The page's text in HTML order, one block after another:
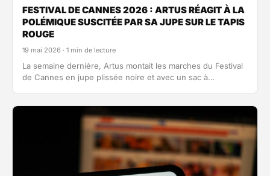
FESTIVAL DE CANNES 2026 : ARTUS RÉAGIT À LA
POLÉMIQUE SUSCITÉE PAR SA JUPE SUR LE TAPIS
ROUGE
19 mai 2026 · 1 min de lecture
La semaine dernière, Artus montait les marches du Festival
de Cannes en jupe plissée noire et avec un sac à…